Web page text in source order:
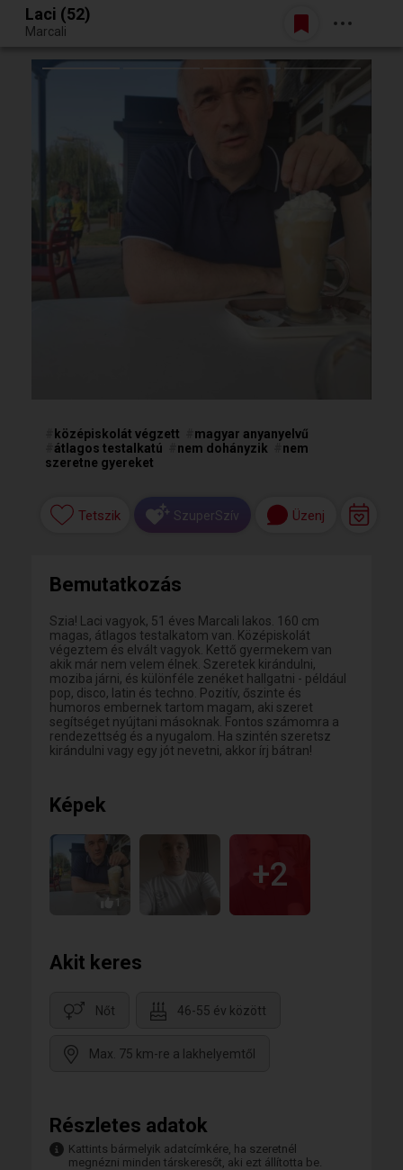
Egy jó randiból bármi lehet.
Belépés
Laci (52)
Marcali
középiskolát végzett
magyar anyanyelvű
átlagos testalkatú nem dohányzik
nem
szeretne gyereket
Tetszik SzuperSzív Üzenj
Bemutatkozás
Szia! Laci vagyok, 51 éves Marcali lakos. 160 cm
magas, átlagos testalkatom van. Középiskolát
végeztem és elvált vagyok. Kettő gyermekem van
akik már nem velem élnek. Szeretek kirándulni,
moziba járni, és különféle zenéket hallgatni - például
pop, disco, latin és techno. Pozitív, őszinte és
humoros embernek tartom magam, aki szeret
segítséget nyújtani másoknak. Fontos számomra a
rendezettség és a nyugalom. Ha szintén szeretsz
kirándulni vagy egy jót nevetni, akkor írj bátran!
Képek
+2
Akit keres
Nőt 46-55 év között
Max. 75 km-re a lakhelyemtől
Részletes adatok
Kattints bármelyik adatcímkére, ha szeretnél
megnézni minden társkeresőt, aki ezt állította be.